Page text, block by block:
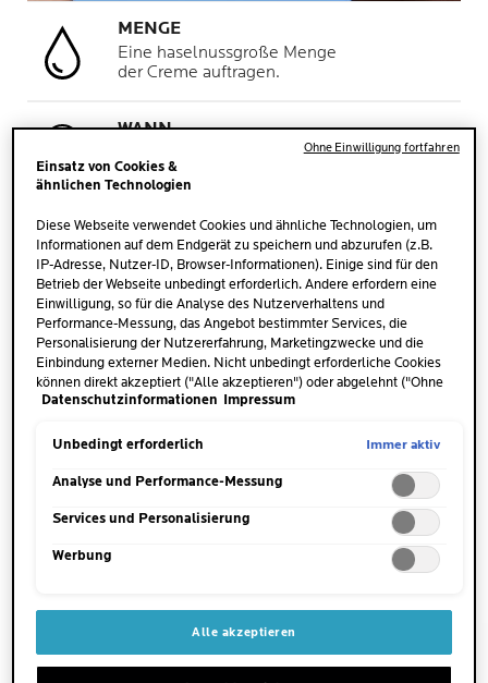
MENGE
Eine haselnussgroße Menge
der Creme auftragen.
WANN
Auf Gesicht, Hals und Dekolleté
auftragen.
ANWENDUNGSTIPP
Auf das gereinigte Gesicht
auftragen.
AUF EINEN BLICK
Einsatz von Cookies &
ähnlichen Technologien
Diese Webseite verwendet Cookies und ähnliche Technologien, um
Informationen auf dem Endgerät zu speichern und abzurufen (z.B.
IP-Adresse, Nutzer-ID, Browser-Informationen). Einige sind für den
Betrieb der Webseite unbedingt erforderlich. Andere erfordern eine
Einwilligung, so für die Analyse des Nutzerverhaltens und
Performance-Messung, das Angebot bestimmter Services, die
Personalisierung der Nutzererfahrung, Marketingzwecke und die
Einbindung externer Medien. Nicht unbedingt erforderliche Cookies
können direkt akzeptiert ("Alle akzeptieren") oder abgelehnt ("Ohne
Einwilligung fortfahren") werden. Individuelle Anpassungen der
speichern"). Die Auswahl kann jederzeit unter dem Link "Cookie-
unsere Datenschutzinformationen.
Datenschutzinformationen Impressum
Unbedingt erforderlich Immer aktiv
Analyse und Performance-Messung
Services und Personalisierung
Werbung
Alle akzeptieren
Ohne Einwilligung fortfahren